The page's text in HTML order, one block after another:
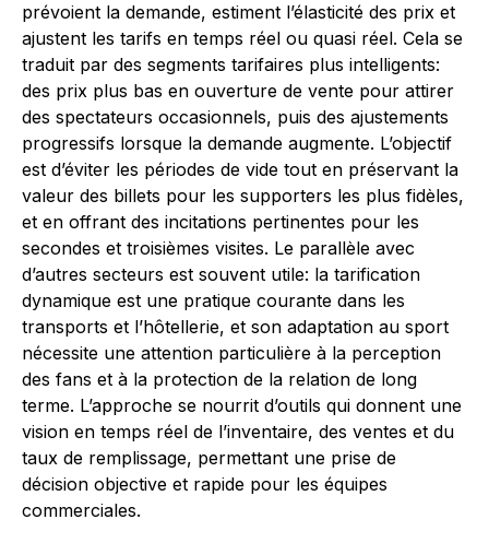
prévoient la demande, estiment l’élasticité des prix et
ajustent les tarifs en temps réel ou quasi réel. Cela se
traduit par des segments tarifaires plus intelligents:
des prix plus bas en ouverture de vente pour attirer
des spectateurs occasionnels, puis des ajustements
progressifs lorsque la demande augmente. L’objectif
est d’éviter les périodes de vide tout en préservant la
valeur des billets pour les supporters les plus fidèles,
et en offrant des incitations pertinentes pour les
secondes et troisièmes visites. Le parallèle avec
d’autres secteurs est souvent utile: la tarification
dynamique est une pratique courante dans les
transports et l’hôtellerie, et son adaptation au sport
nécessite une attention particulière à la perception
des fans et à la protection de la relation de long
terme. L’approche se nourrit d’outils qui donnent une
vision en temps réel de l’inventaire, des ventes et du
taux de remplissage, permettant une prise de
décision objective et rapide pour les équipes
commerciales.